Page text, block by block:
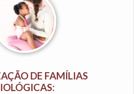
DE FAMÍLIAS